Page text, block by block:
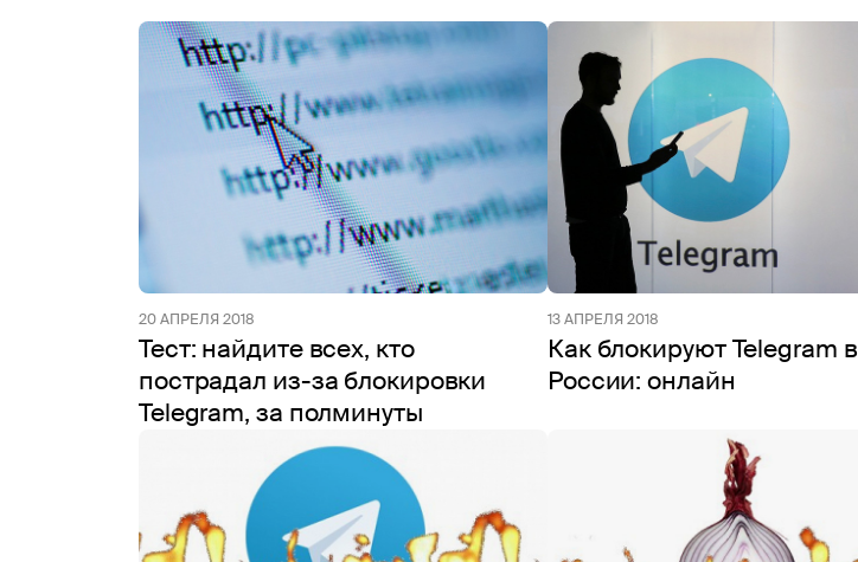
20 АПРЕЛЯ 2018
Тест: найдите всех, кто
пострадал из-за блокировки
Telegram, за полминуты
13 АПРЕЛЯ 2018
Как блокируют Telegram в
России: онлайн